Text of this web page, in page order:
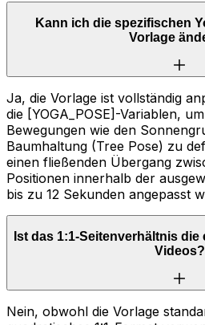
Kann ich die spezifischen
Vorlage
Ja, die Vorlage ist vollständig
die [YOGA_POSE]-Variablen,
Bewegungen wie den
Baumhaltung (Tree Pose) zu
einen fließenden Übergang
Positionen innerhalb der
bis zu 12 Sekunden angepasst
Ist das 1:1-Seitenverhältnis
Videos?
Nein, obwohl die Vorlage